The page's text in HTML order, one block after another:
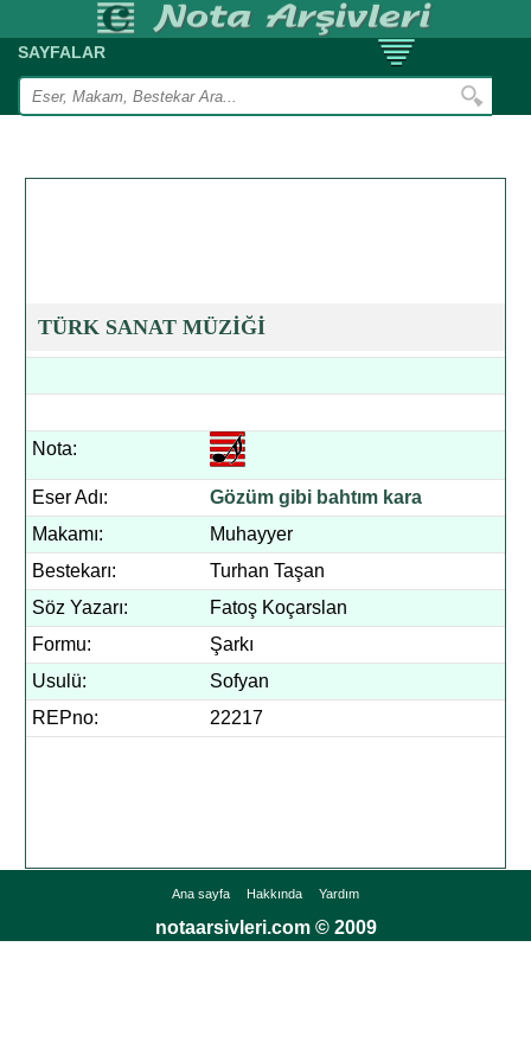
SAYFALAR
TÜRK SANAT MÜZİĞİ
Nota:
Eser Adı:
Gözüm gibi bahtım kara
Makamı:
Muhayyer
Bestekarı:
Turhan Taşan
Söz Yazarı:
Fatoş Koçarslan
Formu:
Şarkı
Usulü:
Sofyan
REPno:
22217
Ana sayfa Hakkında Yardım
notaarsivleri.com © 2009